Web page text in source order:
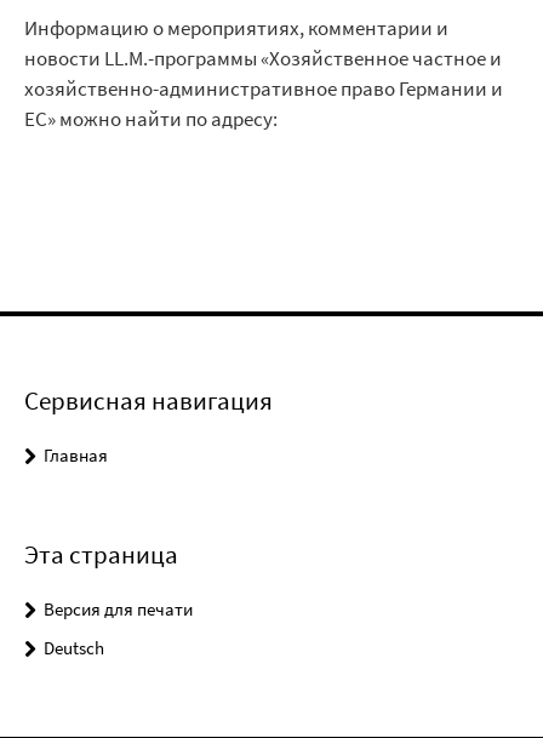
Информацию о мероприятиях, комментарии и
новости LL.M.-программы «Хозяйственное частное и
хозяйственно-административное право Германии и
ЕС» можно найти по адресу:
Сервисная навигация
Главная
Эта страница
Версия для печати
Deutsch